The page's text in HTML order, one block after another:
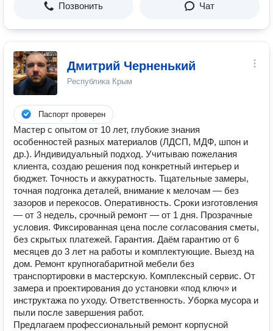
Позвонить Чат
Дмитрий Черненький
Республика Крым
Паспорт проверен
Мастер с опытом от 10 лет, глубокие знания
особенностей разных материалов (ЛДСП, МДФ, шпон и
др.). Индивидуальный подход. Учитываю пожелания
клиента, создаю решения под конкретный интерьер и
бюджет. Точность и аккуратность. Тщательные замеры,
точная подгонка деталей, внимание к мелочам — без
зазоров и перекосов. Оперативность. Сроки изготовления
— от 3 недель, срочный ремонт — от 1 дня. Прозрачные
условия. Фиксированная цена после согласования сметы,
без скрытых платежей. Гарантия. Даём гарантию от 6
месяцев до 3 лет на работы и комплектующие. Выезд на
дом. Ремонт крупногабаритной мебели без
транспортировки в мастерскую. Комплексный сервис. От
замера и проектирования до установки «под ключ» и
инструктажа по уходу. Ответственность. Уборка мусора и
пыли после завершения работ.
Предлагаем профессиональный ремонт корпусной